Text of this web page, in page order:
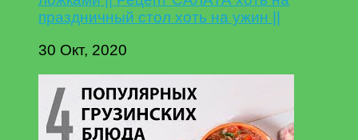
праздничный стол хоть на ужин ||
30 Окт, 2020